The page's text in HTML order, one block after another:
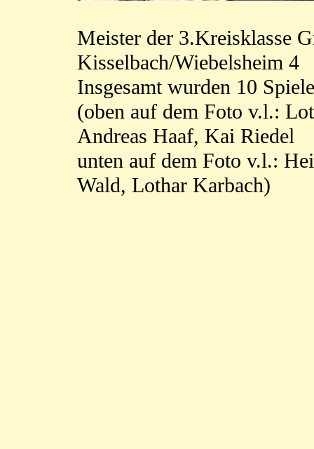
Meister der 3.Kreisklasse
Kisselbach/Wiebelsheim 4
Insgesamt wurden 10
(oben auf dem Foto v.l.:
Andreas Haaf, Kai Riedel
unten auf dem Foto v.l.:
Wald, Lothar Karbach)